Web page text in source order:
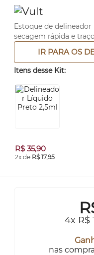
Estoque de
secagem rápida e
IR PARA OS
Itens desse Kit:
R$ 35,90
2x de R$ 17,95
4x R$
nas